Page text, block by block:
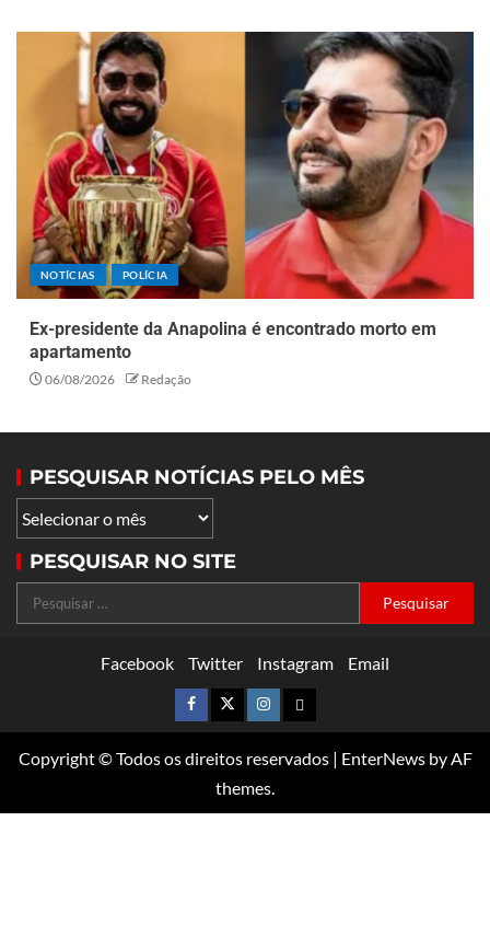
NOTÍCIAS POLÍCIA
Ex-presidente da Anapolina é encontrado morto em
apartamento
06/08/2026 Redação
PESQUISAR NOTÍCIAS PELO MÊS
PESQUISAR NO SITE
Facebook Twitter Instagram Email
Copyright © Todos os direitos reservados | EnterNewsby AF
themes.